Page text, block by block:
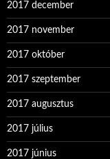
2017 december
2017 november
2017 október
2017 szeptember
2017 augusztus
2017 július
2017 június